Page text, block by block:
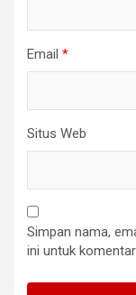
Email *
Situs Web
Simpan nama,
ini untuk